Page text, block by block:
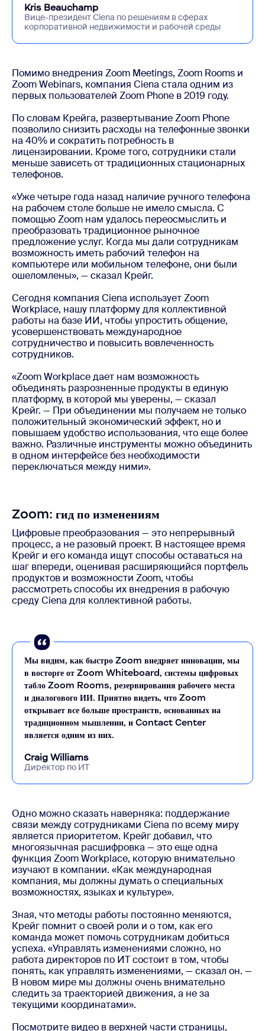
Kris Beauchamp
Вице-президент Ciena по решениям в сферах
корпоративной недвижимости и рабочей среды
Помимо внедрения Zoom Meetings, Zoom Rooms и
Zoom Webinars, компания Ciena стала одним из
первых пользователей Zoom Phone в 2019 году.
По словам Крейга, развертывание Zoom Phone
позволило снизить расходы на телефонные звонки
на 40% и сократить потребность в
лицензировании. Кроме того, сотрудники стали
меньше зависеть от традиционных стационарных
телефонов.
«Уже четыре года назад наличие ручного телефона
на рабочем столе больше не имело смысла. С
помощью Zoom нам удалось переосмыслить и
преобразовать традиционное рыночное
предложение услуг. Когда мы дали сотрудникам
возможность иметь рабочий телефон на
компьютере или мобильном телефоне, они были
ошеломлены», — сказал Крейг.
Сегодня компания Ciena использует Zoom
Workplace, нашу платформу для коллективной
работы на базе ИИ, чтобы упростить общение,
усовершенствовать международное
сотрудничество и повысить вовлеченность
сотрудников.
«Zoom Workplace дает нам возможность
объединять разрозненные продукты в единую
платформу, в которой мы уверены, — сказал
Крейг. — При объединении мы получаем не только
положительный экономический эффект, но и
повышаем удобство использования, что еще более
важно. Различные инструменты можно объединить
в одном интерфейсе без необходимости
переключаться между ними».
Zoom: гид по изменениям
Цифровые преобразования — это непрерывный
процесс, а не разовый проект. В настоящее время
Крейг и его команда ищут способы оставаться на
шаг впереди, оценивая расширяющийся портфель
продуктов и возможности Zoom, чтобы
рассмотреть способы их внедрения в рабочую
среду Ciena для коллективной работы.
Мы видим, как быстро Zoom внедряет инновации, мы
в восторге от Zoom Whiteboard, системы цифровых
табло Zoom Rooms, резервирования рабочего места
и диалогового ИИ. Приятно видеть, что Zoom
открывает все больше пространств, основанных на
традиционном мышлении, и Contact Center
является одним из них.
Craig Williams
Директор по ИТ
Одно можно сказать наверняка: поддержание
связи между сотрудниками Ciena по всему миру
является приоритетом. Крейг добавил, что
многоязычная расшифровка — это еще одна
функция Zoom Workplace, которую внимательно
изучают в компании. «Как международная
компания, мы должны думать о специальных
возможностях, языках и культуре».
Зная, что методы работы постоянно меняются,
Крейг помнит о своей роли и о том, как его
команда может помочь сотрудникам добиться
успеха. «Управлять изменениями сложно, но
работа директоров по ИТ состоит в том, чтобы
понять, как управлять изменениями, — сказал он. —
В новом мире мы должны очень внимательно
следить за траекторией движения, а не за
текущими координатами».
Посмотрите видео в верхней части страницы,